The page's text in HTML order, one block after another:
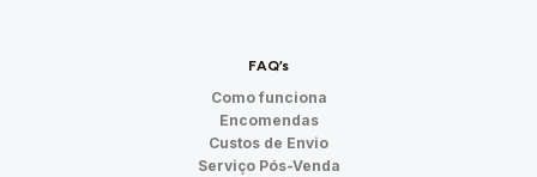
FAQ’s
Como funciona
Encomendas
Custos de Envio
Serviço Pós-Venda